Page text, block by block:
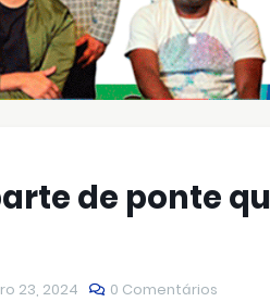
de ponte
23, 2024 0 Comentários